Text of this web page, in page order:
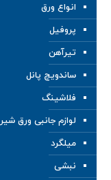
انواع ورق
پروفیل
تیرآهن
ساندویچ پانل
فلاشینگ
لوازم جانبی ورق
میلگرد
نبشی